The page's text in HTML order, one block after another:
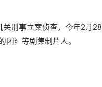
关刑事立案侦查，今年2月28
团》等剧集制片人。